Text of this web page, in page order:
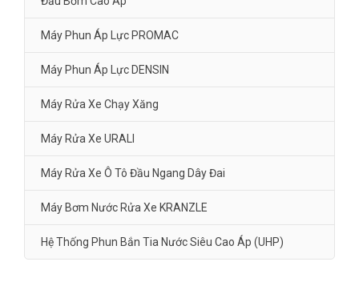
Máy Phun Áp Lực PROMAC
Máy Phun Áp Lực DENSIN
Máy Rửa Xe Chạy Xăng
Máy Rửa Xe URALI
Máy Rửa Xe Ô Tô Đầu Ngang Dây Đai
Máy Bơm Nước Rửa Xe KRANZLE
Hệ Thống Phun Bắn Tia Nước Siêu Cao Áp (UHP)